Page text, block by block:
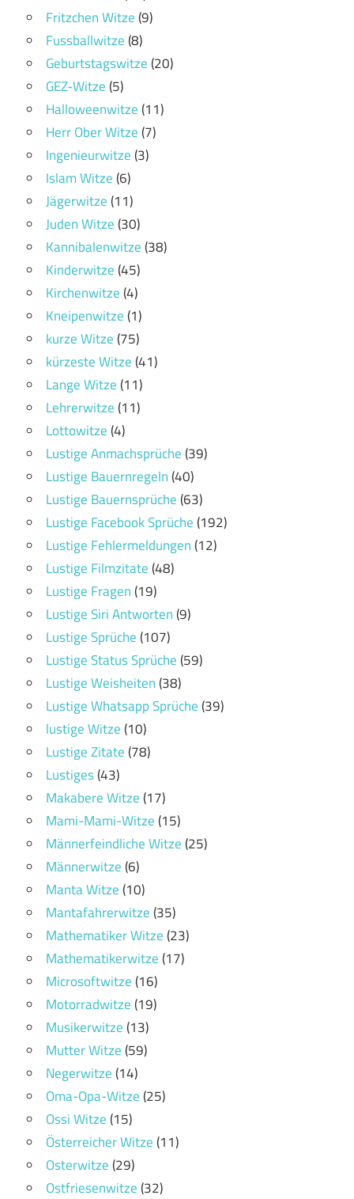
Fritzchen Witze(9)
Fussballwitze(8)
Geburtstagswitze(20)
GEZ-Witze(5)
Halloweenwitze(11)
Herr Ober Witze(7)
Ingenieurwitze(3)
Islam Witze(6)
Jägerwitze(11)
Juden Witze(30)
Kannibalenwitze(38)
Kinderwitze(45)
Kirchenwitze(4)
Kneipenwitze(1)
kurze Witze(75)
kürzeste Witze(41)
Lange Witze(11)
Lehrerwitze(11)
Lottowitze(4)
Lustige Anmachsprüche(39)
Lustige Bauernregeln(40)
Lustige Bauernsprüche(63)
Lustige Facebook Sprüche(192)
Lustige Fehlermeldungen(12)
Lustige Filmzitate(48)
Lustige Fragen(19)
Lustige Siri Antworten(9)
Lustige Sprüche(107)
Lustige Status Sprüche(59)
Lustige Weisheiten(38)
Lustige Whatsapp Sprüche(39)
lustige Witze(10)
Lustige Zitate(78)
Lustiges(43)
Makabere Witze(17)
Mami-Mami-Witze(15)
Männerfeindliche Witze(25)
Männerwitze(6)
Manta Witze(10)
Mantafahrerwitze(35)
Mathematiker Witze(23)
Mathematikerwitze(17)
Microsoftwitze(16)
Motorradwitze(19)
Musikerwitze(13)
Mutter Witze(59)
Negerwitze(14)
Oma-Opa-Witze(25)
Ossi Witze(15)
Österreicher Witze(11)
Osterwitze(29)
Ostfriesenwitze(32)